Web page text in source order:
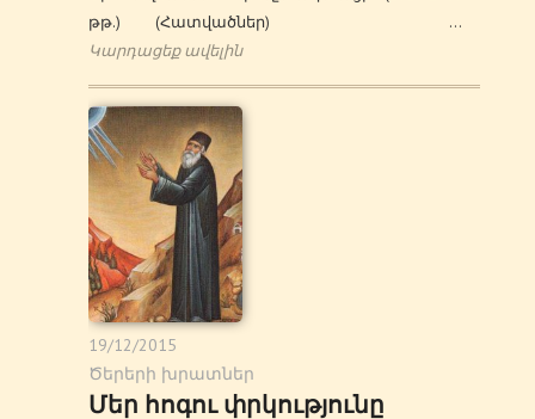
թթ.) (Հատվածներ) …
Կարդացեք ավելին
19/12/2015
Ծերերի խրատներ
Մեր հոգու փրկությունը